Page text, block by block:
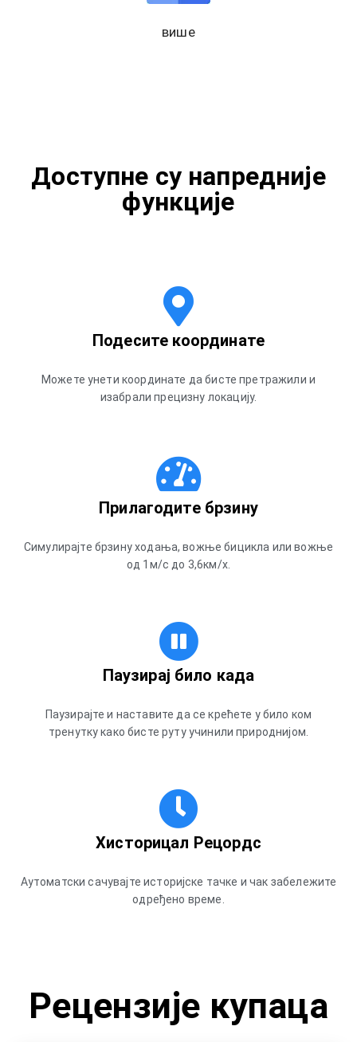
више
Доступне су напредније
функције
Подесите координате
Можете унети координате да бисте претражили и
изабрали прецизну локацију.
Прилагодите брзину
Симулирајте брзину ходања, вожње бицикла или вожње
од 1м/с до 3,6км/х.
Паузирај било када
Паузирајте и наставите да се крећете у било ком
тренутку како бисте руту учинили природнијом.
Хисторицал Рецордс
Аутоматски сачувајте историјске тачке и чак забележите
одређено време.
Рецензије купаца